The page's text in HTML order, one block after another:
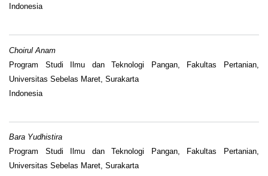
Indonesia
Choirul Anam
Program Studi Ilmu dan Teknologi Pangan, Fakultas Pertanian,
Universitas Sebelas Maret, Surakarta
Indonesia
Bara Yudhistira
Program Studi Ilmu dan Teknologi Pangan, Fakultas Pertanian,
Universitas Sebelas Maret, Surakarta